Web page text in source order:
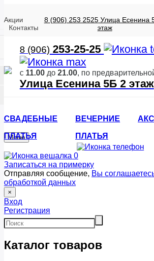
Акции
Контакты
8 (906) 253 2525Улица Есенина
этаж
8 (906) 253-25-25
с 11.00 до 21.00, по
Улица Есенина 5Б 2 этаж
СВАДЕБНЫЕ
ПЛАТЬЯ
ВЕЧЕРНИЕ
ПЛАТЬЯ
Меню
0
Записаться на примерку
Отправляя сообщение, Вы
обработкой данных
×
Вход
Регистрация
Каталог товаров